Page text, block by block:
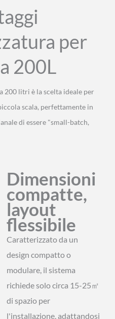
per
200L
200 litri è la scelta ideale per
scala, perfettamente in
di essere "small-batch,
Dimensioni
compatte,
layout
flessibile
Caratterizzato da un
design compatto o
modulare, il sistema
richiede solo circa 15-25㎡
di spazio per
l'installazione, adattandosi